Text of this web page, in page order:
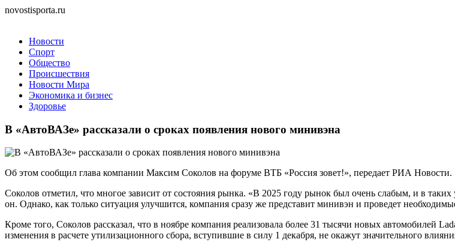
novostisporta.ru
Новости
Спорт
Общество
Происшествия
Новости Мира
Экономика и бизнес
Здоровье
В «АвтоВАЗе» рассказали о сроках появления нового минивэна
Об этом сообщил глава компании Максим Соколов на форуме ВТБ «Россия зовет!», передает РИА Новости.
Соколов отметил, что многое зависит от состояния рынка. «В 2025 году рынок был очень слабым, и в
он. Однако, как только ситуация улучшится, компания сразу же представит минивэн и проведет
Кроме того, Соколов рассказал, что в ноябре компания реализовала более 31 тысячи новых автомобилей
изменения в расчете утилизационного сбора, вступившие в силу 1 декабря, не окажут значительного